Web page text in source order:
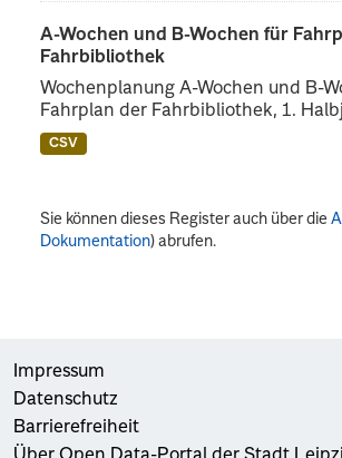
A-Wochen und B-Wochen für
Fahrbibliothek
Wochenplanung A-Wochen und B-
Fahrplan der Fahrbibliothek, 1.
CSV
Sie können dieses Register auch über die
Dokumentation) abrufen.
Impressum
Datenschutz
Barrierefreiheit